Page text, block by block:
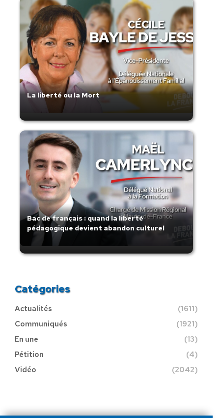
La liberté ou la Mort
Bac de français : quand la liberté
pédagogique devient abandon culturel
Catégories
Actualités
(1611)
Communiqués
(1921)
En une
(13)
Pétition
(4)
Vidéo
(2042)